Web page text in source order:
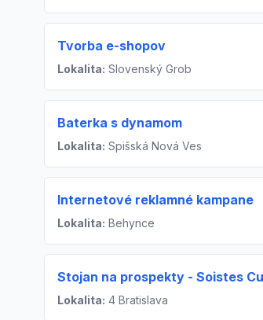
Tvorba e-shopov
Lokalita: Slovenský Grob
Baterka s dynamom
Lokalita: Spišská Nová Ves
Internetové reklamné kampane
Lokalita: Behynce
Stojan na prospekty - Soistes
Lokalita: 4 Bratislava